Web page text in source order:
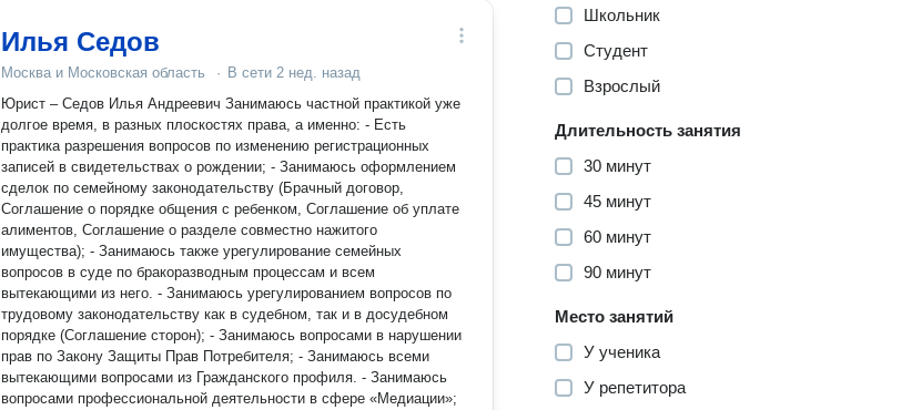
Илья Седов
Москва и Московская область · В сети 2 нед. назад
Юрист – Седов Илья Андреевич Занимаюсь частной практикой уже
долгое время, в разных плоскостях права, а именно: - Есть
практика разрешения вопросов по изменению регистрационных
записей в свидетельствах о рождении; - Занимаюсь оформлением
сделок по семейному законодательству (Брачный договор,
Соглашение о порядке общения с ребенком, Соглашение об уплате
алиментов, Соглашение о разделе совместно нажитого
имущества); - Занимаюсь также урегулирование семейных
вопросов в суде по бракоразводным процессам и всем
вытекающими из него. - Занимаюсь урегулированием вопросов по
трудовому законодательству как в судебном, так и в досудебном
порядке (Соглашение сторон); - Занимаюсь вопросами в нарушении
прав по Закону Защиты Прав Потребителя; - Занимаюсь всеми
вытекающими вопросами из Гражданского профиля. - Занимаюсь
вопросами профессиональной деятельности в сфере «Медиации»;
Школьник
Студент
Взрослый
Длительность занятия
30 минут
45 минут
60 минут
90 минут
Место занятий
У ученика
У репетитора